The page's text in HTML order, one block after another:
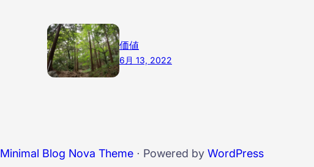
価値
6月 13, 2022
Minimal Blog Nova Theme ⋅ Powered byWordPress